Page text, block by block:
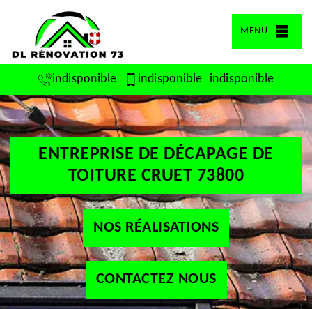
MENU
indisponible indisponible indisponible
ENTREPRISE DE DÉCAPAGE DE
TOITURE CRUET 73800
NOS RÉALISATIONS
CONTACTEZ NOUS